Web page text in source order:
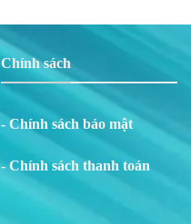
Chính sách
- Chính sách bảo mật
- Chính sách thanh toán